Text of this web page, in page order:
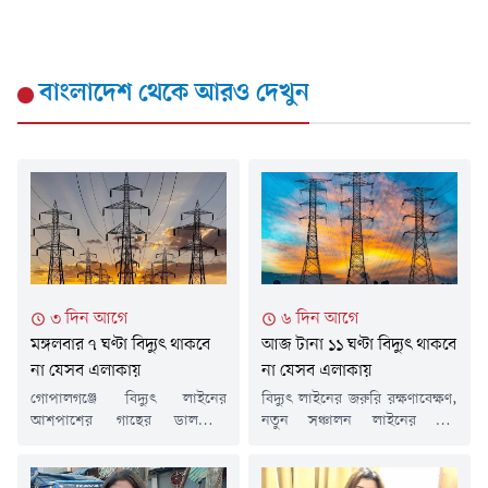
বাংলাদেশথেকে আরও দেখুন
৩ দিন আগে
মঙ্গলবার ৭ ঘণ্টা বিদ্যুৎ থাকবে
না যেসব এলাকায়
গোপালগঞ্জে বিদ্যুৎ লাইনের
আশপাশের গাছের ডালপালা
আগস্ট) কয়েকটি এলাকায় টানা সাত
৬ দিন আগে
আজ টানা ১১ ঘণ্টা বিদ্যুৎ থাকবে
না যেসব এলাকায়
বিদ্যুৎ লাইনের জরুরি রক্ষণাবেক্ষণ,
নতুন সঞ্চালন লাইনের তার
ডালপালা ছাঁটাইয়ের কাজের কারণে